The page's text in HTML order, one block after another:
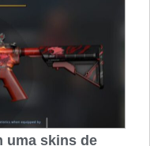
uma skins de